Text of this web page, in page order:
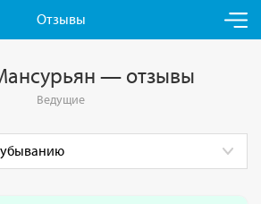
Отзывы
— отзывы
Ведущие